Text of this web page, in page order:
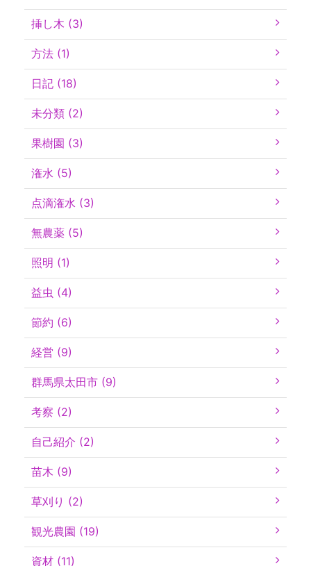
挿し木 (3)
方法 (1)
日記 (18)
未分類 (2)
果樹園 (3)
潅水 (5)
点滴潅水 (3)
無農薬 (5)
照明 (1)
益虫 (4)
節約 (6)
経営 (9)
群馬県太田市 (9)
考察 (2)
自己紹介 (2)
苗木 (9)
草刈り (2)
観光農園 (19)
資材 (11)